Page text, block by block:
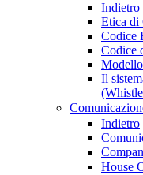
Indietro
Etica di
Codice
Codice
Il
Indietro
House